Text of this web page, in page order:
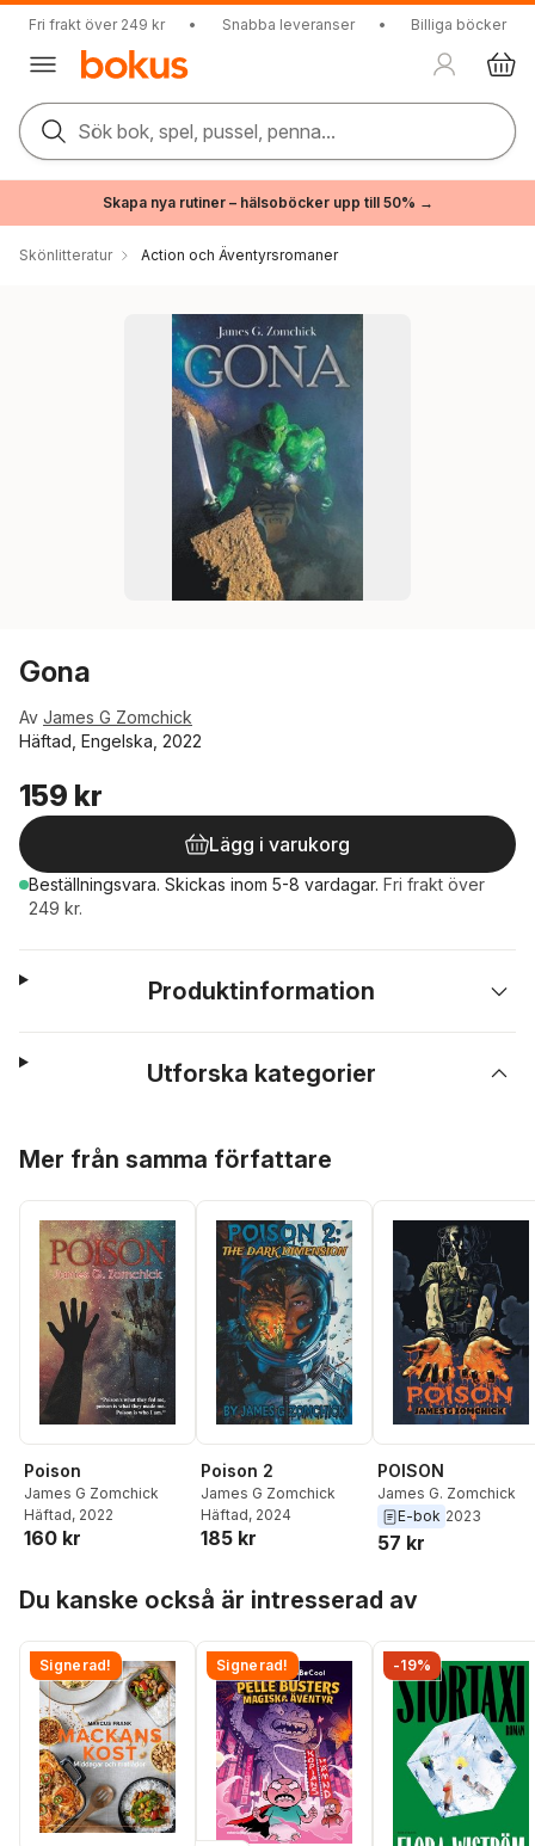
Fri frakt över 249 kr • Snabba leveranser • Billiga böcker
Sök bok, spel, pussel, penna...
Skapa nya rutiner – hälsoböcker upp till 50% →
Skönlitteratur Action och Äventyrsromaner
Gona
Av James G Zomchick
Häftad, Engelska, 2022
159 kr
Lägg i varukorg
Beställningsvara. Skickas inom 5-8 vardagar. Fri frakt över
249 kr.
Produktinformation
Utforska kategorier
Mer från samma författare
Poison
James G Zomchick
Häftad, 2022
160 kr
Poison 2
James G Zomchick
Häftad, 2024
185 kr
POISON
James G. Zomchick
E-bok 2023
57 kr
Du kanske också är intresserad av
Signerad! Signerad! -19%